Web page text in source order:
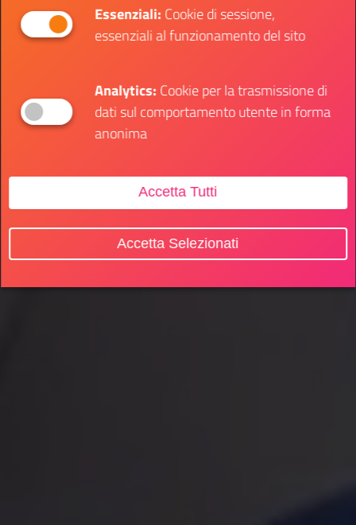
Essenziali:Cookie di sessione,
essenziali al funzionamento del sito
Analytics:Cookie per la trasmissione di
dati sul comportamento utente in forma
anonima
Accetta Tutti
Accetta Selezionati